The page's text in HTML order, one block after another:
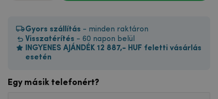
Gyors szállítás - minden raktáron
Visszatérítés - 60 napon belül
INGYENES AJÁNDÉK 12 887,- HUF feletti vásárlás
esetén
Egy másik telefonért?